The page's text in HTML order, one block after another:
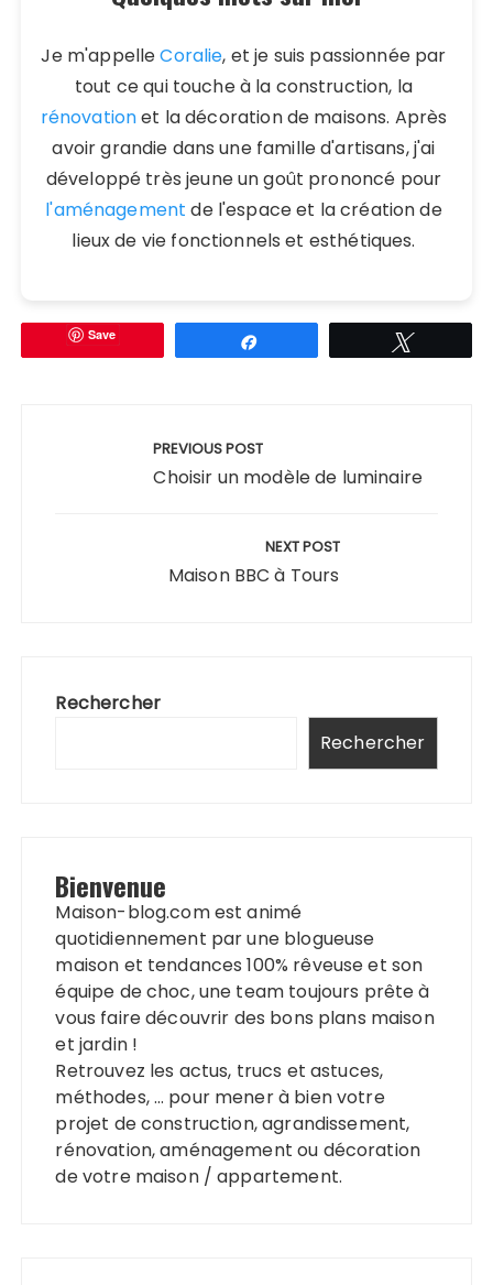
Je m'appelleCoralie, et je suis passionnée par
tout ce qui touche à la construction, la
rénovationet la décoration de maisons. Après
avoir grandie dans une famille d'artisans, j'ai
développé très jeune un goût prononcé pour
l'aménagement de l'espace et la création de
lieux de vie fonctionnels et esthétiques.
Save
PREVIOUS POST
Choisir un modèle de luminaire
NEXT POST
Maison BBC à Tours
Rechercher
Rechercher
Bienvenue
Maison-blog.com est animé
quotidiennement par une blogueuse
maison et tendances 100% rêveuse et son
équipe de choc, une team toujours prête à
vous faire découvrir des bons plans maison
et jardin !
Retrouvez les actus, trucs et astuces,
méthodes, … pour mener à bien votre
projet de construction, agrandissement,
rénovation, aménagement ou décoration
de votre maison / appartement.